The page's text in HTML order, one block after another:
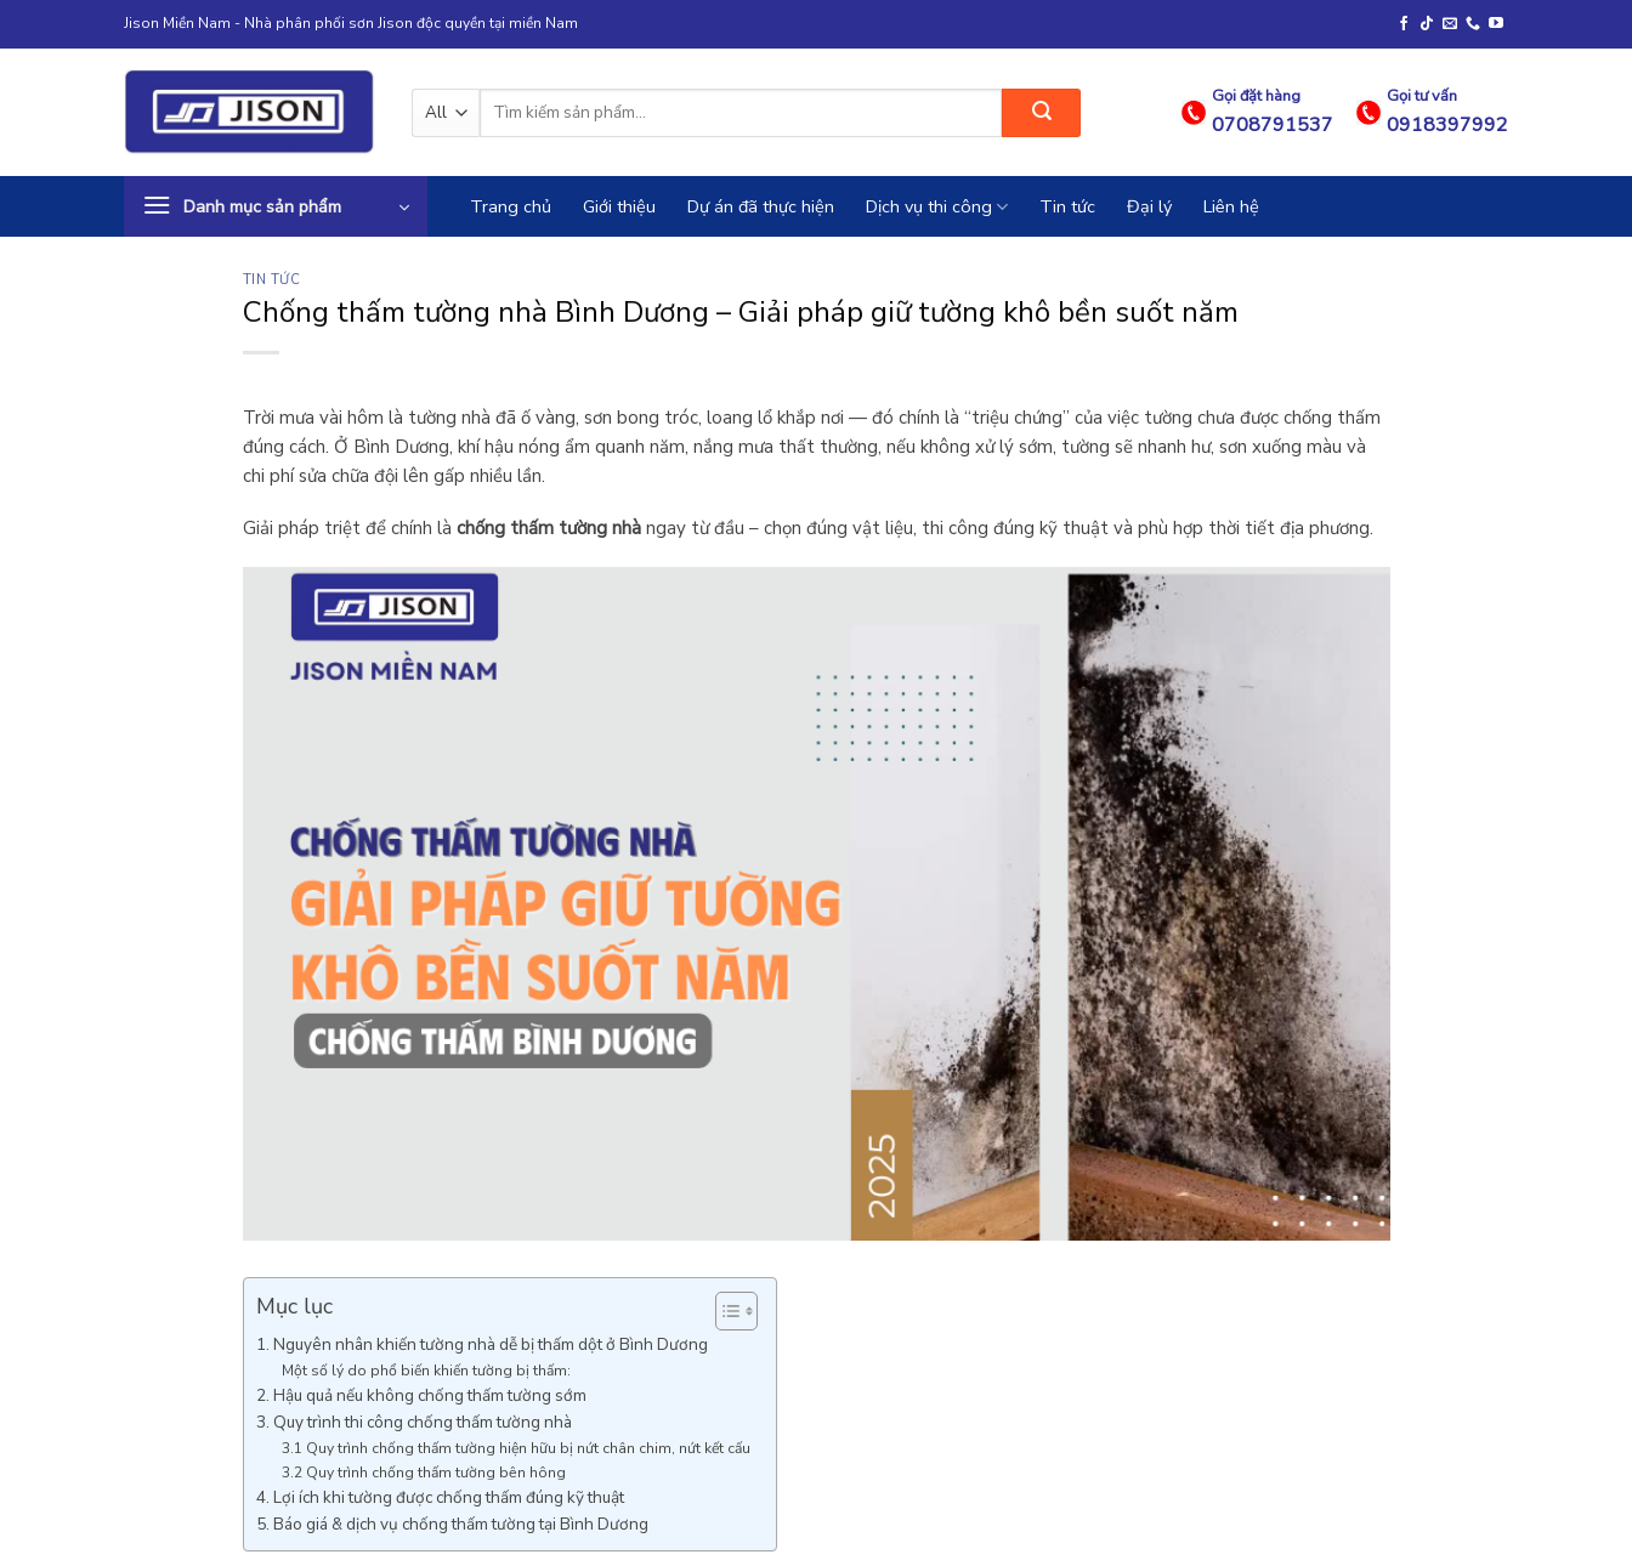
to
Jison Miền Nam - Nhà phân phối sơn Jison độc quyền tại miền Nam
kiếm:
Gọi đặt hàng
0708791537
Gọi tư vấn
0918397992
Danh mục sản phẩm Trang chủ Giới thiệu Dự án đã thực hiện Dịch vụ thi công Tin tức Đại lý Liên hệ
TIN TỨC
Chống thấm tường nhà Bình Dương – Giải pháp giữ tường khô bền suốt năm
Trời mưa vài hôm là tường nhà đã ố vàng, sơn bong tróc, loang lổ khắp nơi — đó chính là “triệu chứng” của việc tường chưa được chống thấm
đúng cách. Ở Bình Dương, khí hậu nóng ẩm quanh năm, nắng mưa thất thường, nếu không xử lý sớm, tường sẽ nhanh hư, sơn xuống màu và
chi phí sửa chữa đội lên gấp nhiều lần.
Giải pháp triệt để chính là chống thấm tường nhàngay từ đầu – chọn đúng vật liệu, thi công đúng kỹ thuật và phù hợp thời tiết địa phương.
Mục lục
1. Nguyên nhân khiến tường nhà dễ bị thấm dột ở Bình Dương
Một số lý do phổ biến khiến tường bị thấm:
2. Hậu quả nếu không chống thấm tường sớm
3. Quy trình thi công chống thấm tường nhà
3.1 Quy trình chống thấm tường hiện hữu bị nứt chân chim, nứt kết cấu
3.2 Quy trình chống thấm tường bên hông
4. Lợi ích khi tường được chống thấm đúng kỹ thuật
5. Báo giá & dịch vụ chống thấm tường tại Bình Dương